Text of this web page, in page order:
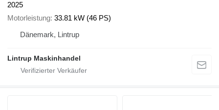
2025
Motorleistung 33.81 kW (46 PS)
Dänemark, Lintrup
Lintrup Maskinhandel